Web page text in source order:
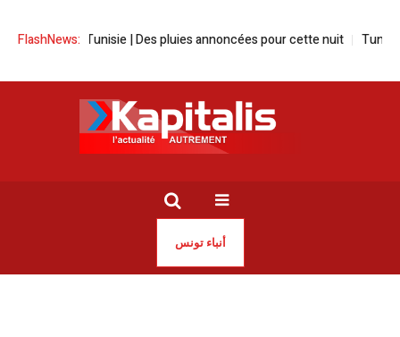
FlashNews:
Météo-Tunisie | Des pluies annoncées pour cette nuit Tunisie |
أنباء تونس